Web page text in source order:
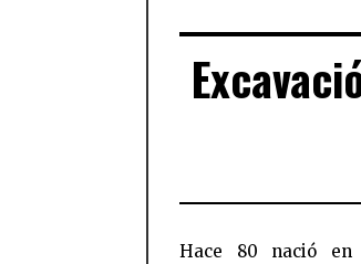
Hace 80 nació
a su mujer, June